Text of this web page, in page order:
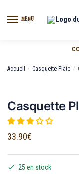
MENU
Accueil / Casquette Plate /
Casquette
33.90€
25 en stock